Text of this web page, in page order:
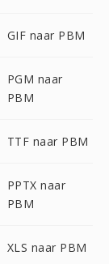
GIF naar PBM
PGM naar
PBM
TTF naar PBM
PPTX naar
PBM
XLS naar PBM